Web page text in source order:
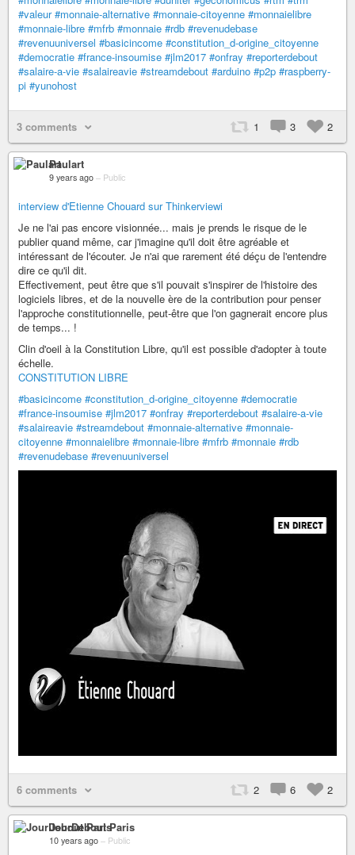
#valeur #monnaie-alternative #monnaie-citoyenne #monnaielibre
#monnaie-libre #mfrb #monnaie #rdb #revenudebase
#revenuuniversel #basicincome #constitution_d-origine_citoyenne
#democratie #france-insoumise #jlm2017 #onfray #reporterdebout
#salaire-a-vie #salaireavie #streamdebout #arduino #p2p #raspberry-
pi #yunohost
3 comments 1 3 2
Paulart
9 years ago – Public
interview d'Etienne Chouard sur Thinkerviewi
Je ne l'ai pas encore visionnée... mais je prends le risque de le
publier quand même, car j'imagine qu'il doit être agréable et
intéressant de l'écouter. Je n'ai que rarement été déçu de l'entendre
dire ce qu'il dit.
Effectivement, peut être que s'il pouvait s'inspirer de l'histoire des
logiciels libres, et de la nouvelle ère de la contribution pour penser
l'approche constitutionnelle, peut-être que l'on gagnerait encore plus
de temps... !
Clin d'oeil à la Constitution Libre, qu'il est possible d'adopter à toute
échelle.
CONSTITUTION LIBRE
#basicincome #constitution_d-origine_citoyenne #democratie
#france-insoumise #jlm2017 #onfray #reporterdebout #salaire-a-vie
#salaireavie #streamdebout #monnaie-alternative #monnaie-
citoyenne #monnaielibre #monnaie-libre #mfrb #monnaie #rdb
#revenudebase #revenuuniversel
6 comments 2 6 2
JourDebout Paris
10 years ago – Public